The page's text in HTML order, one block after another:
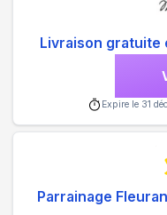
Livraison gratuite
Expire le 31
Parrainage